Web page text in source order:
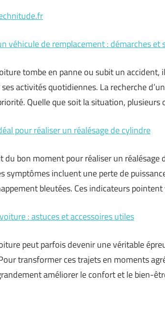
véhicule de remplacement : démarches et
tombe en panne ou subit un
activités quotidiennes. La recherche
Quelle que soit la situation, plusieurs
pour réaliser un réalésage de cylindre
du bon moment pour réaliser un
symptômes incluent une perte de
bleutées. Ces indicateurs
: astuces et accessoires utiles
peut parfois devenir une véritable
transformer ces trajets en moments
améliorer le confort et le bien-